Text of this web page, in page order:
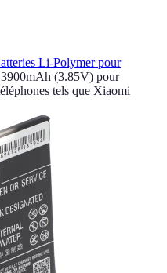
Li-Polymer pour
(3.85V) pour
tels que Xiaomi